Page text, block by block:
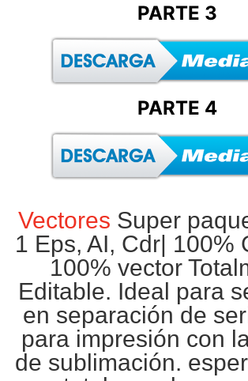
PARTE 3
PARTE 4
Vectores Super
1 Eps, AI, Cdr| 100%
100% vector
Editable. Ideal para
en separación de
para impresión con
de sublimación.